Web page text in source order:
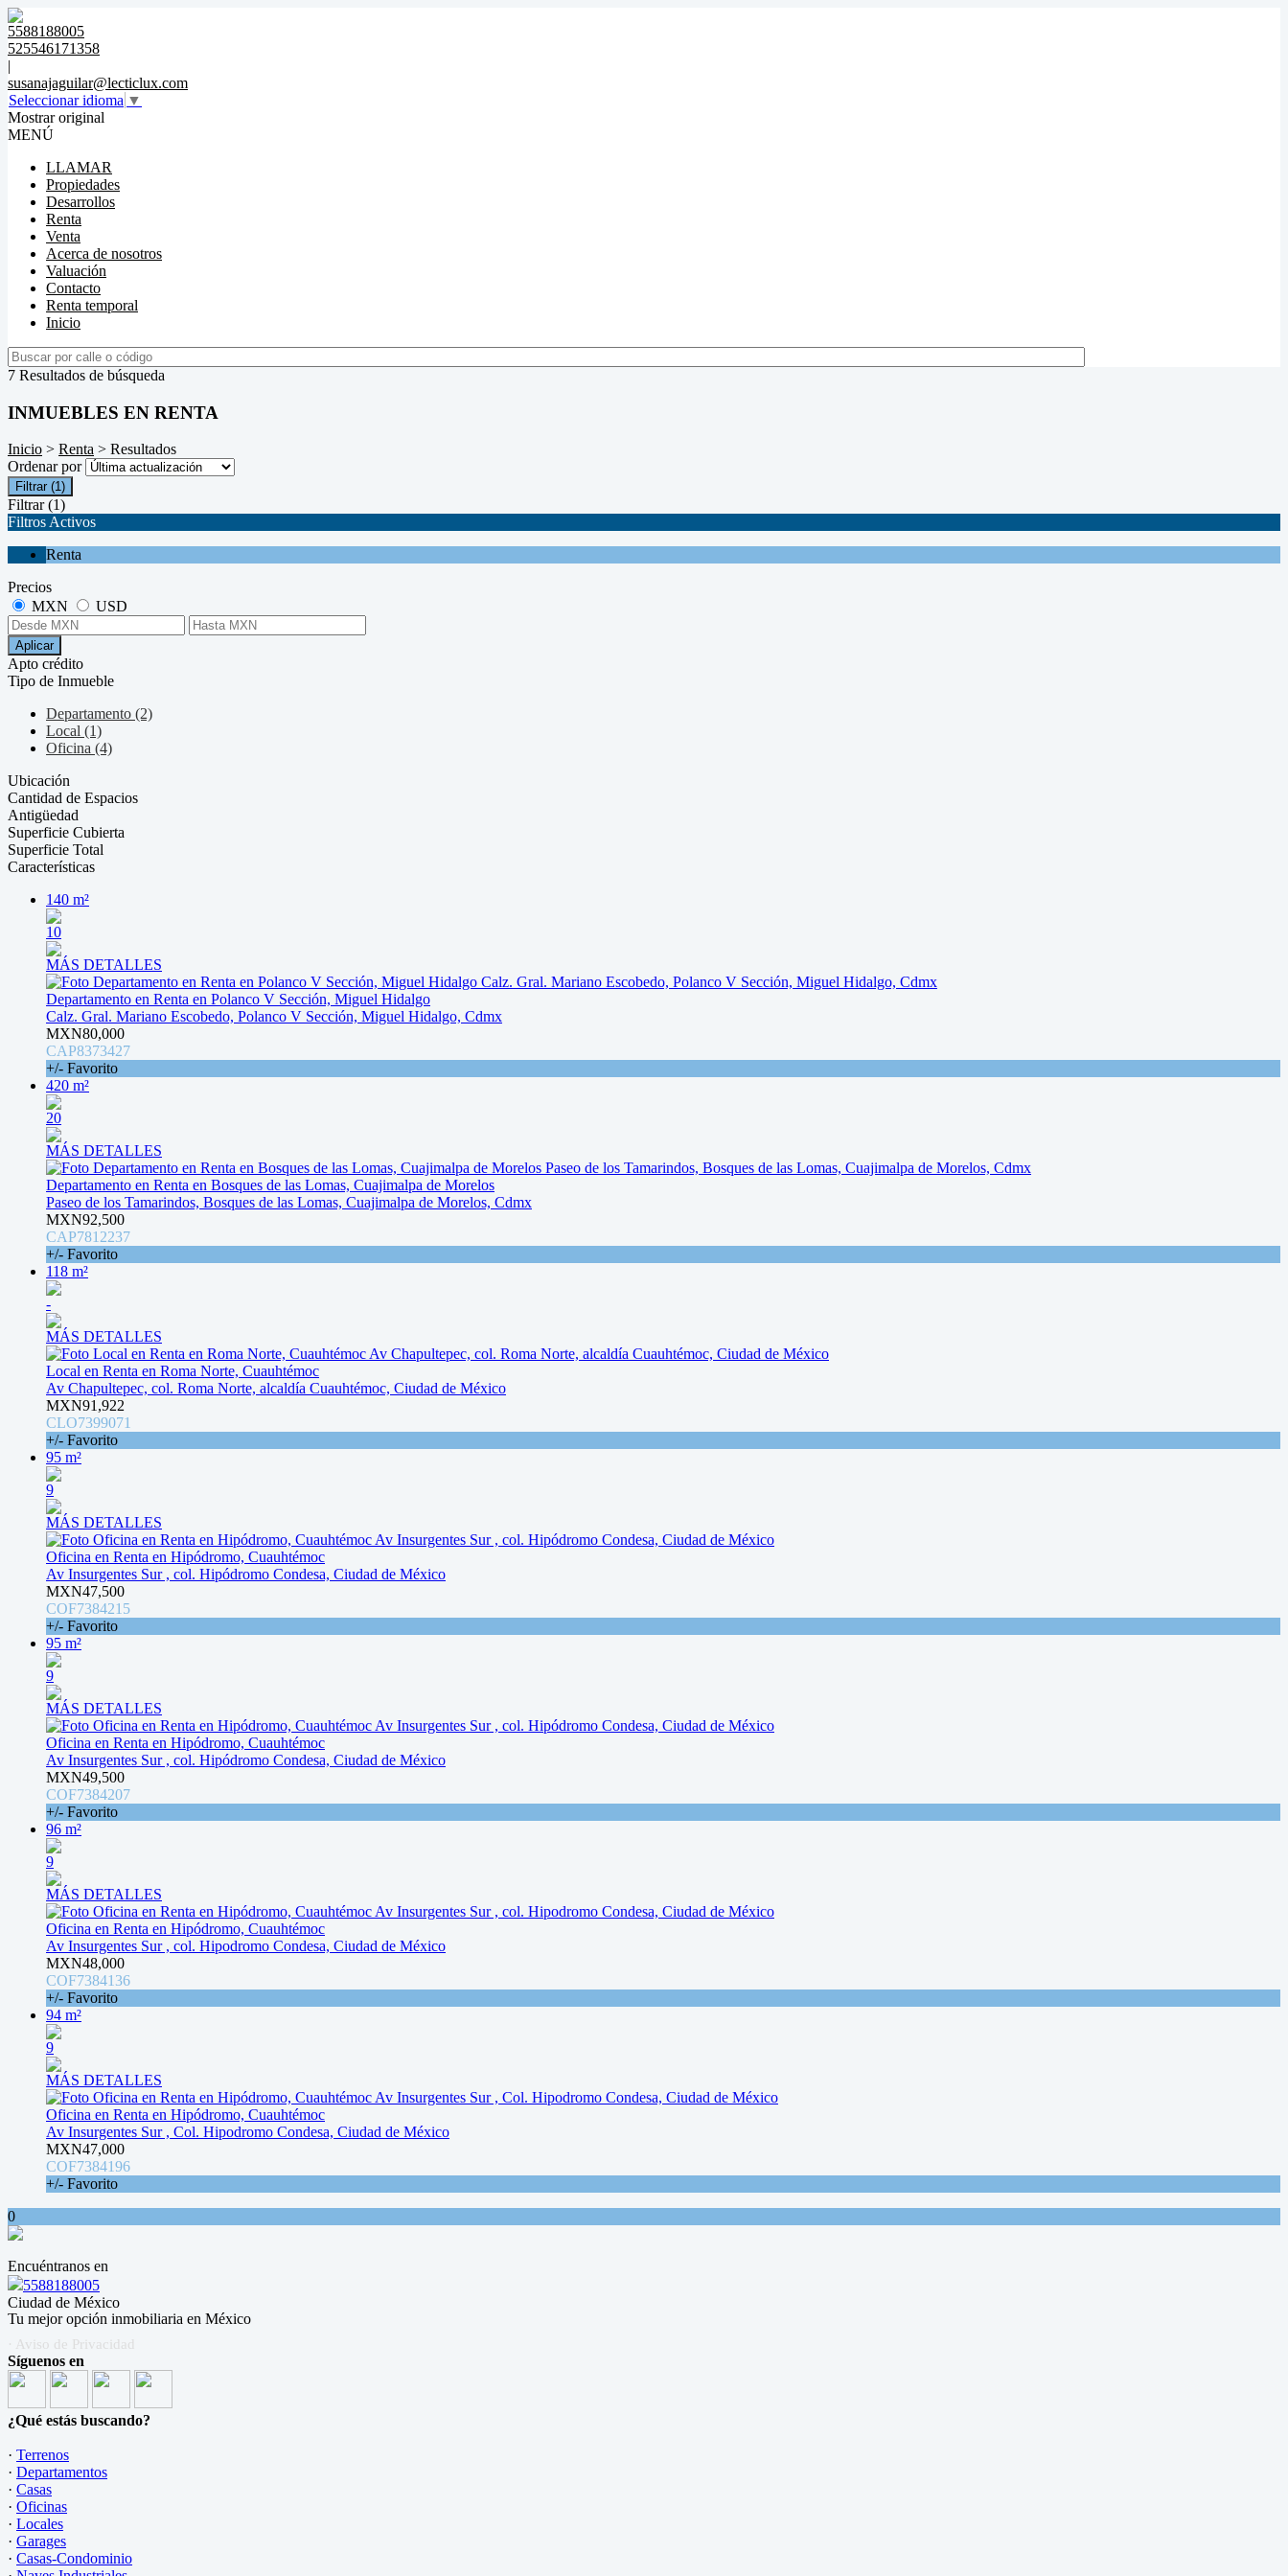
5588188005
525546171358
|
susanajaguilar@lecticlux.com
Seleccionar idioma ▼
Mostrar original
MENÚ
LLAMAR
Propiedades
Desarrollos
Renta
Venta
Acerca de nosotros
Valuación
Contacto
Renta temporal
Inicio
7 Resultados de búsqueda
INMUEBLES EN RENTA
Inicio > Renta > Resultados
Ordenar por
Filtrar (1)
Filtrar (1)
Filtros Activos
Renta
Precios
MXN
USD
Aplicar
Apto crédito
Tipo de Inmueble
Departamento (2)
Local (1)
Oficina (4)
Ubicación
Cantidad de Espacios
Antigüedad
Superficie Cubierta
Superficie Total
Características
140 m²
10
MÁS DETALLES
Departamento en Renta en Polanco V Sección, Miguel Hidalgo
Calz. Gral. Mariano Escobedo, Polanco V Sección, Miguel Hidalgo, Cdmx
MXN80,000
CAP8373427
+/- Favorito
420 m²
20
MÁS DETALLES
Departamento en Renta en Bosques de las Lomas, Cuajimalpa de Morelos
Paseo de los Tamarindos, Bosques de las Lomas, Cuajimalpa de Morelos, Cdmx
MXN92,500
CAP7812237
+/- Favorito
118 m²
-
MÁS DETALLES
Local en Renta en Roma Norte, Cuauhtémoc
Av Chapultepec, col. Roma Norte, alcaldía Cuauhtémoc, Ciudad de México
MXN91,922
CLO7399071
+/- Favorito
95 m²
9
MÁS DETALLES
Oficina en Renta en Hipódromo, Cuauhtémoc
Av Insurgentes Sur , col. Hipódromo Condesa, Ciudad de México
MXN47,500
COF7384215
+/- Favorito
95 m²
9
MÁS DETALLES
Oficina en Renta en Hipódromo, Cuauhtémoc
Av Insurgentes Sur , col. Hipódromo Condesa, Ciudad de México
MXN49,500
COF7384207
+/- Favorito
96 m²
9
MÁS DETALLES
Oficina en Renta en Hipódromo, Cuauhtémoc
Av Insurgentes Sur , col. Hipodromo Condesa, Ciudad de México
MXN48,000
COF7384136
+/- Favorito
94 m²
9
MÁS DETALLES
Oficina en Renta en Hipódromo, Cuauhtémoc
Av Insurgentes Sur , Col. Hipodromo Condesa, Ciudad de México
MXN47,000
COF7384196
+/- Favorito
0
Encuéntranos en
5588188005
Ciudad de México
Tu mejor opción inmobiliaria en México
· Aviso de Privacidad
Síguenos en
¿Qué estás buscando?
· Terrenos
· Departamentos
· Casas
· Oficinas
· Locales
· Garages
· Casas-Condominio